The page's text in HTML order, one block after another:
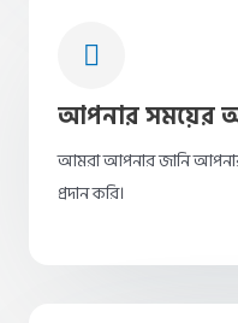
আপনার সময়ের
আমরা আপনার জানি আপনার
প্রদান করি।